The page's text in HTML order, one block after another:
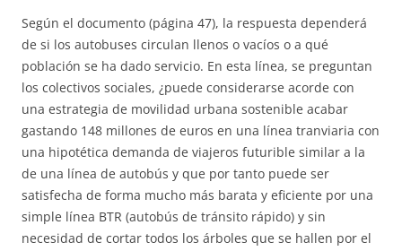
Según el documento (página 47), la respuesta dependerá
de si los autobuses circulan llenos o vacíos o a qué
población se ha dado servicio. En esta línea, se preguntan
los colectivos sociales, ¿puede considerarse acorde con
una estrategia de movilidad urbana sostenible acabar
gastando 148 millones de euros en una línea tranviaria con
una hipotética demanda de viajeros futurible similar a la
de una línea de autobús y que por tanto puede ser
satisfecha de forma mucho más barata y eficiente por una
simple línea BTR (autobús de tránsito rápido) y sin
necesidad de cortar todos los árboles que se hallen por el